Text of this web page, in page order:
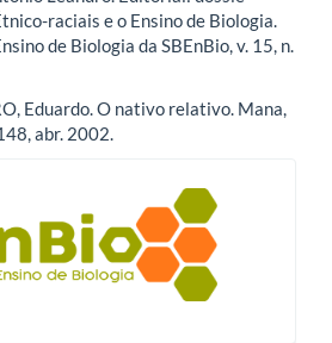
raciais e o Ensino de Biologia.
de Biologia da SBEnBio, v. 15, n.
Eduardo. O nativo relativo. Mana,
abr. 2002.